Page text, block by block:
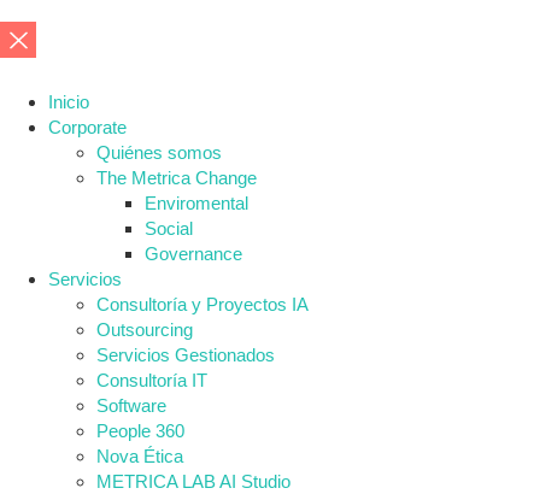
Inicio
Corporate
Quiénes somos
The Metrica Change
Enviromental
Social
Governance
Servicios
Consultoría y Proyectos IA
Outsourcing
Servicios Gestionados
Consultoría IT
Software
People 360
Nova Ética
METRICA LAB AI Studio